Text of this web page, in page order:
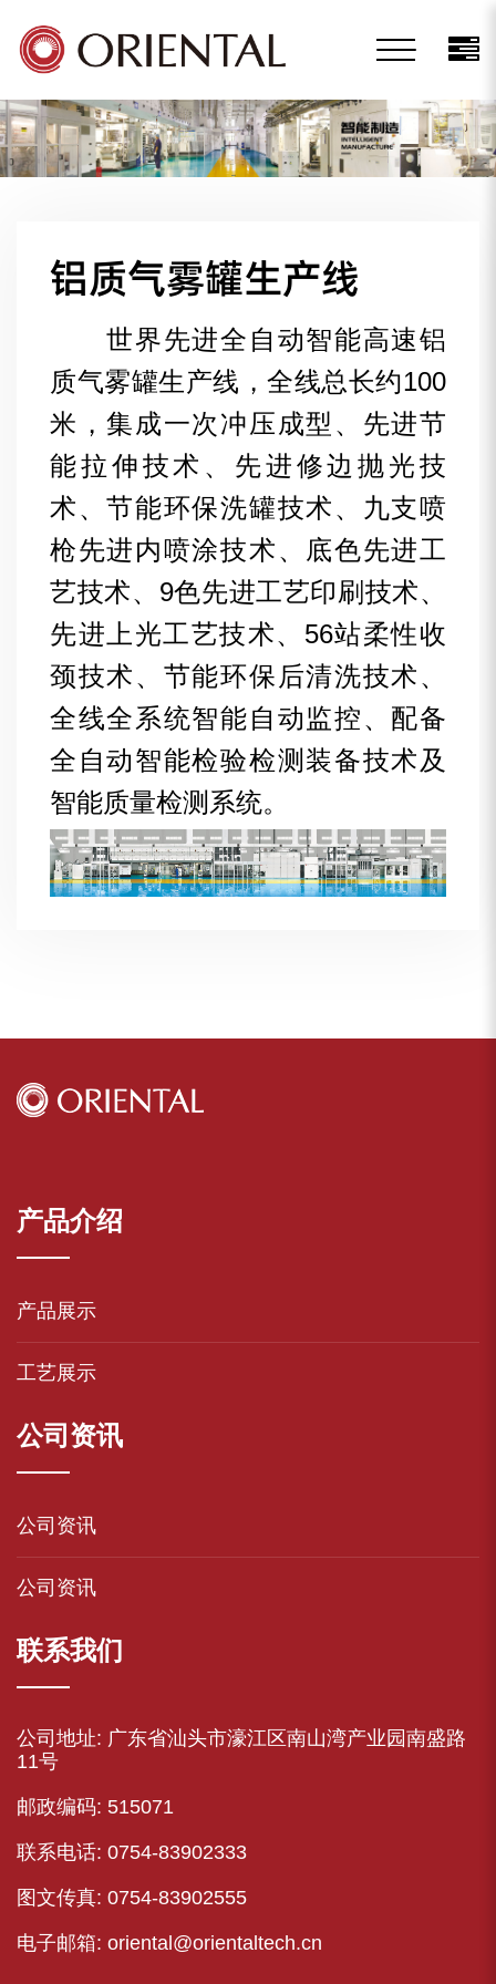
铝质气雾罐生产线
世界先进全自动智能高速铝
质气雾罐生产线，全线总长约100
米，集成一次冲压成型、先进节
能拉伸技术、先进修边抛光技
术、节能环保洗罐技术、九支喷
枪先进内喷涂技术、底色先进工
艺技术、9色先进工艺印刷技术、
先进上光工艺技术、56站柔性收
颈技术、节能环保后清洗技术、
全线全系统智能自动监控、配备
全自动智能检验检测装备技术及
智能质量检测系统。
产品介绍
产品展示
工艺展示
公司资讯
公司资讯
公司资讯
联系我们
公司地址: 广东省汕头市濠江区南山湾产业园南盛路
11号
邮政编码: 515071
联系电话: 0754-83902333
图文传真: 0754-83902555
电子邮箱: oriental@orientaltech.cn